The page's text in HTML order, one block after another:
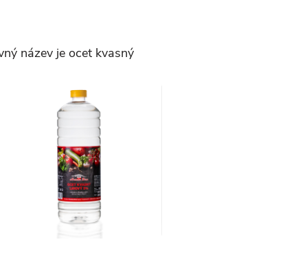
název je ocet kvasný